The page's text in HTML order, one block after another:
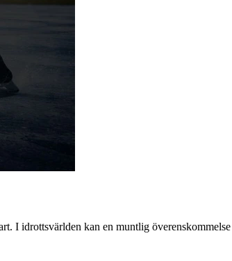
I idrottsvärlden kan en muntlig överenskommelse